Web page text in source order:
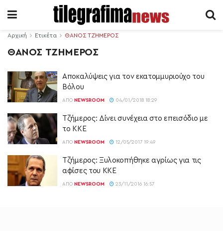
Αρχική Ετικέτα ΘΑΝΟΣ ΤΖΗΜΕΡΟΣ
ΘΑΝΟΣ ΤΖΗΜΕΡΟΣ
Αποκαλύψεις για τον εκατομμυριούχο του
Βόλου
ΑΠΌ NEWSROOM 04/01/2018 18:29
Τζήμερος: Δίνει συνέχεια στο επεισόδιο με
το ΚΚΕ
ΑΠΌ NEWSROOM 12/05/2017 19:49
Τζήμερος: Ξυλοκοπήθηκε αγρίως για τις
αφίσες του ΚΚΕ
ΑΠΌ NEWSROOM 23/11/2016 16:57